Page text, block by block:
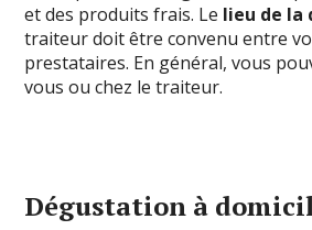
et des produits frais. Le lieu de la
traiteur doit être convenu entre
prestataires. En général, vous
vous ou chez le traiteur.
Dégustation à